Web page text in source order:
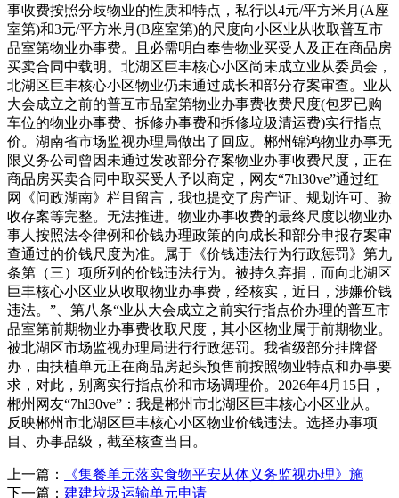
事收费按照分歧物业的性质和特点，私行以4元/平方米月(A座
室第)和3元/平方米月(B座室第)的尺度向小区业从收取普互市
品室第物业办事费。且必需明白奉告物业买受人及正在商品房
买卖合同中载明。北湖区巨丰核心小区尚未成立业从委员会，
北湖区巨丰核心小区物业仍未通过成长和部分存案审查。业从
大会成立之前的普互市品室第物业办事费收费尺度(包罗已购
车位的物业办事费、拆修办事费和拆修垃圾清运费)实行指点
价。湖南省市场监视办理局做出了回应。郴州锦鸿物业办事无
限义务公司曾因未通过发改部分存案物业办事收费尺度，正在
商品房买卖合同中取买受人予以商定，网友“7hl30ve‌”通过红
网《问政湖南》栏目留言，我也提交了房产证、规划许可、验
收存案等完整。无法推进。物业办事收费的最终尺度以物业办
事人按照法令律例和价钱办理政策的向成长和部分申报存案审
查通过的价钱尺度为准。属于《价钱违法行为行政惩罚》第九
条第（三）项所列的价钱违法行为。被持久弃捐，而向北湖区
巨丰核心小区业从收取物业办事费，经核实，近日，涉嫌价钱
违法。”、第八条“业从大会成立之前实行指点价办理的普互市
品室第前期物业办事费收取尺度，其小区物业属于前期物业。
被北湖区市场监视办理局进行行政惩罚。我省级部分挂牌督
办，由扶植单元正在商品房起头预售前按照物业特点和办事要
求，对此，别离实行指点价和市场调理价。2026年4月15日，
郴州网友“7hl30ve‌”：我是郴州市北湖区巨丰核心小区业从。
反映郴州市北湖区巨丰核心小区物业价钱违法。选择办事项
目、办事品级，截至核查当日。
上一篇：
《集餐单元落实食物平安从体义务监视办理》施
下一篇： 建建垃圾运输单元申请